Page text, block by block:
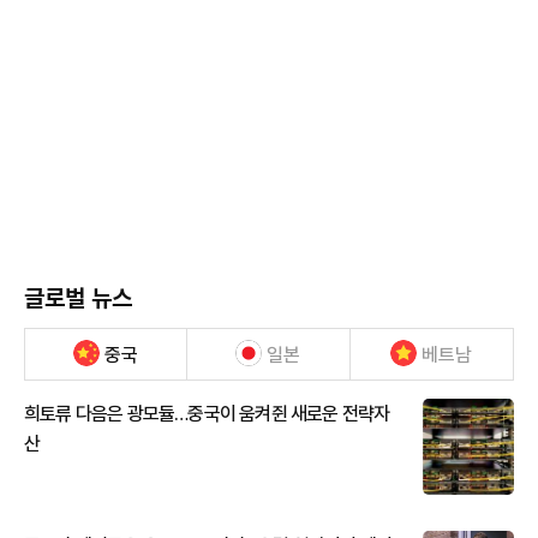
글로벌 뉴스
중국 일본 베트남
희토류 다음은 광모듈…중국이 움켜쥔 새로운 전략자
산